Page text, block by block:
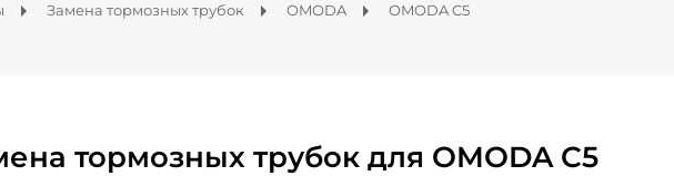
Замена тормозных трубок OMODA OMODA C5
тормозных трубок для OMODA C5